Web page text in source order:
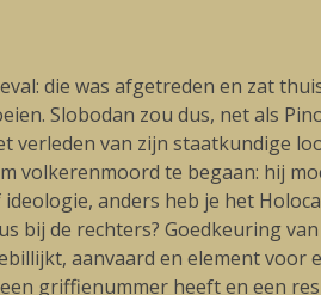
die was afgetreden en zat
Slobodan zou dus, net als
van zijn staatkundige
volkerenmoord te begaan: hij
anders heb je het
bij de rechters? Goedkeuring
aanvaard en element voor
griffienummer heeft en een